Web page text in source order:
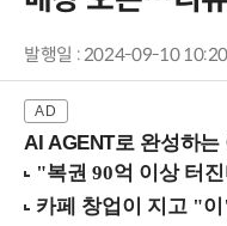
발행일 : 2024-09-10 10:20
AI AGENT로 완성하